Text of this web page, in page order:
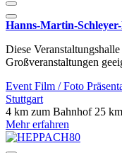
Hanns-Martin-
Diese
Großveranstaltungen
Event Film / Foto
Stuttgart
4 km zum Bahnhof 25
Mehr erfahren